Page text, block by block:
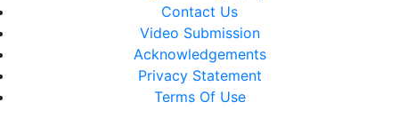
Contact Us
Video Submission
Acknowledgements
Privacy Statement
Terms Of Use